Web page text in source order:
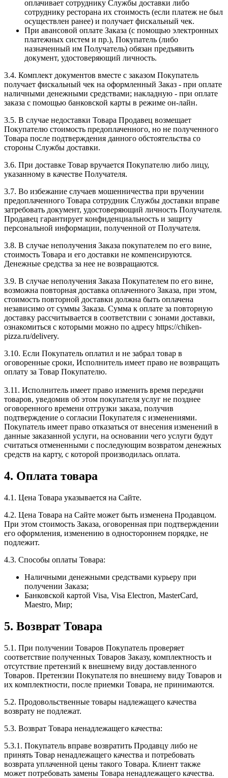
оплачивает сотруднику Службы доставки либо
сотруднику ресторана их стоимость (если платеж не был
осуществлен ранее) и получает фискальный чек.
При авансовой оплате Заказа (с помощью электронных
платежных систем и пр.), Покупатель (либо
назначенный им Получатель) обязан предъявить
документ, удостоверяющий личность.
3.4. Комплект документов вместе с заказом Покупатель
получает фискальный чек на оформленный Заказ - при оплате
наличными денежными средствами; накладную - при оплате
заказа с помощью банковской карты в режиме он-лайн.
3.5. В случае недоставки Товара Продавец возмещает
Покупателю стоимость предоплаченного, но не полученного
Товара после подтверждения данного обстоятельства со
стороны Службы доставки.
3.6. При доставке Товар вручается Покупателю либо лицу,
указанному в качестве Получателя.
3.7. Во избежание случаев мошенничества при вручении
предоплаченного Товара сотрудник Службы доставки вправе
затребовать документ, удостоверяющий личность Получателя.
Продавец гарантирует конфиденциальность и защиту
персональной информации, полученной от Получателя.
3.8. В случае неполучения Заказа покупателем по его вине,
стоимость Товара и его доставки не компенсируются.
Денежные средства за нее не возвращаются.
3.9. В случае неполучения Заказа Покупателем по его вине,
возможна повторная доставка оплаченного Заказа, при этом,
стоимость повторной доставки должна быть оплачена
независимо от суммы Заказа. Сумма к оплате за повторную
доставку рассчитывается в соответствии с зонами доставки,
ознакомиться с которыми можно по адресу https://chiken-
pizza.ru/delivery.
3.10. Если Покупатель оплатил и не забрал товар в
оговоренные сроки, Исполнитель имеет право не возвращать
оплату за Товар Покупателю.
3.11. Исполнитель имеет право изменить время передачи
товаров, уведомив об этом покупателя услуг не позднее
оговоренного времени отгрузки заказа, получив
подтверждение о согласии Покупателя с изменениями.
Покупатель имеет право отказаться от внесения изменений в
данные заказанной услуги, на основании чего услуги будут
считаться отмененными с последующим возвратом денежных
средств на карту, с которой производилась оплата.
4. Оплата товара
4.1. Цена Товара указывается на Сайте.
4.2. Цена Товара на Сайте может быть изменена Продавцом.
При этом стоимость Заказа, оговоренная при подтверждении
его оформления, изменению в одностороннем порядке, не
подлежит.
4.3. Способы оплаты Товара:
Наличными денежными средствами курьеру при
получении Заказа;
Банковской картой Visa, Visa Electron, MasterCard,
Maestro, Мир;
5. Возврат Товара
5.1. При получении Товаров Покупатель проверяет
соответствие полученных Товаров Заказу, комплектность и
отсутствие претензий к внешнему виду доставленного
Товаров. Претензии Покупателя по внешнему виду Товаров и
их комплектности, после приемки Товара, не принимаются.
5.2. Продовольственные товары надлежащего качества
возврату не подлежат.
5.3. Возврат Товара ненадлежащего качества:
5.3.1. Покупатель вправе возвратить Продавцу либо не
принять Товар ненадлежащего качества и потребовать
возврата уплаченной цены такого Товара. Клиент также
может потребовать замены Товара ненадлежащего качества.